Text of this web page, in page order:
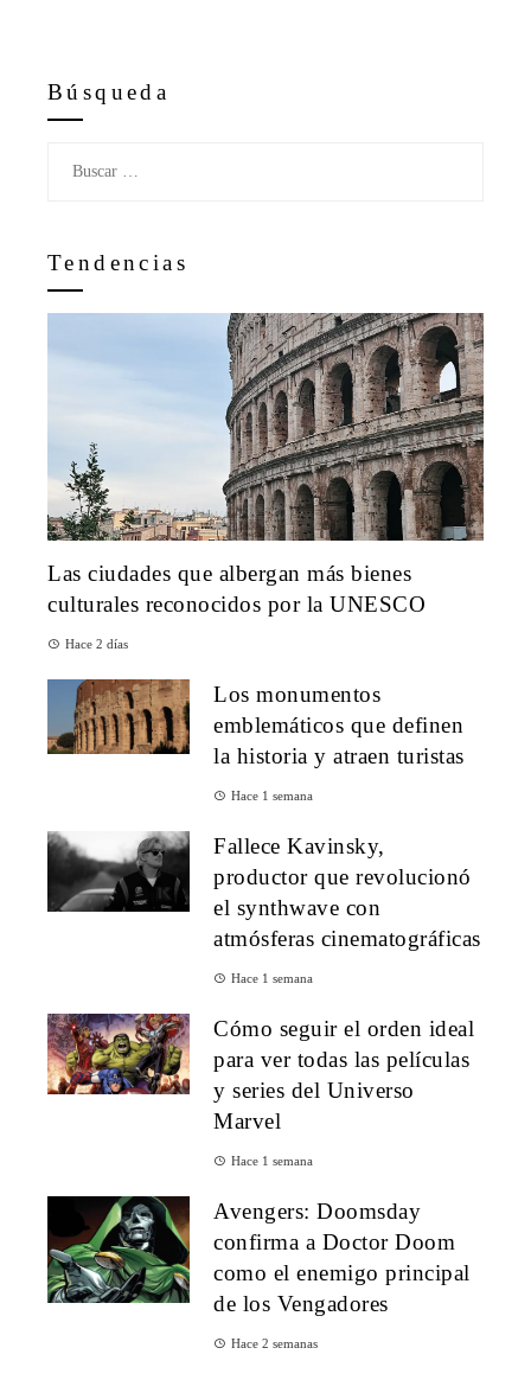
Búsqueda
Tendencias
Las ciudades que albergan más bienes
culturales reconocidos por la UNESCO
Hace 2 días
Los monumentos
emblemáticos que definen
la historia y atraen turistas
Hace 1 semana
Fallece Kavinsky,
productor que revolucionó
el synthwave con
atmósferas cinematográficas
Hace 1 semana
Cómo seguir el orden ideal
para ver todas las películas
y series del Universo
Marvel
Hace 1 semana
Avengers: Doomsday
confirma a Doctor Doom
como el enemigo principal
de los Vengadores
Hace 2 semanas